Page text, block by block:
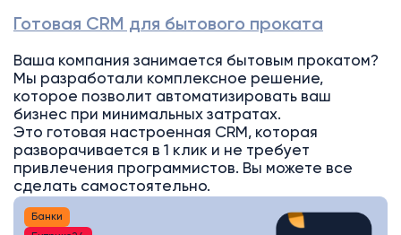
Готовая CRM для бытового проката
Ваша компания занимается бытовым прокатом?
Мы разработали комплексное решение,
которое позволит автоматизировать ваш
бизнес при минимальных затратах.
Это готовая настроенная CRM, которая
разворачивается в 1 клик и не требует
привлечения программистов. Вы можете все
сделать самостоятельно.
Банки